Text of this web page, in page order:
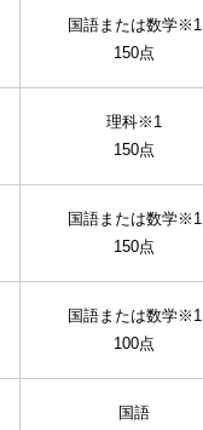
国語または数学※1
150点
理科※1
150点
国語または数学※1
150点
国語または数学※1
100点
国語